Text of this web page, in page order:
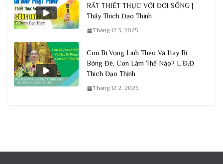
RẤT THIẾT THỰC VỚI ĐỜI SỐNG |
Thầy Thích Đạo Thịnh
Tháng 12 3, 2025
Con Bị Vong Linh Theo Và Hay Bị
Bóng Đè, Con Làm Thế Nào? L Đ,Đ
Thích Đạo Thịnh
Tháng 12 2, 2025